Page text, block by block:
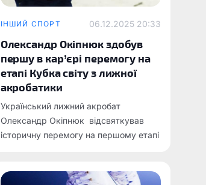
ІНШИЙ СПОРТ 06.12.2025 20:33
Олександр Окіпнюк здобув
першу в кар’єрі перемогу на
етапі Кубка світу з лижної
акробатики
Український лижний акробат
Олександр Окіпнюк відсвяткував
історичну перемогу на першому етапі
отримав 130.56 бала, чого вистачило